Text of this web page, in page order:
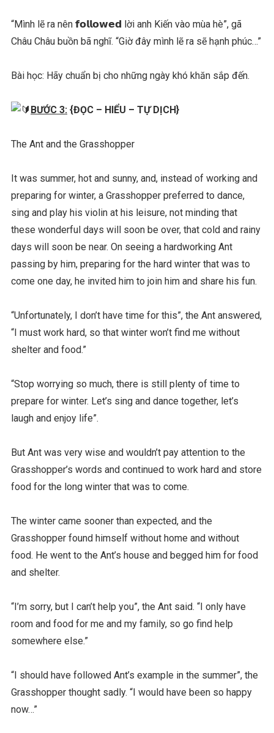
“Mình lẽ ra nên 𝗳𝗼𝗹𝗹𝗼𝘄𝗲𝗱 lời anh Kiến vào mùa hè”, gã
Châu Châu buồn bã nghĩ. “Giờ đây mình lẽ ra sẽ hạnh phúc…”
Bài học: Hãy chuẩn bị cho những ngày khó khăn sắp đến.
BƯỚC 3: {ĐỌC – HIỂU – TỰ DỊCH}
The Ant and the Grasshopper
It was summer, hot and sunny, and, instead of working and
preparing for winter, a Grasshopper preferred to dance,
sing and play his violin at his leisure, not minding that
these wonderful days will soon be over, that cold and rainy
days will soon be near. On seeing a hardworking Ant
passing by him, preparing for the hard winter that was to
come one day, he invited him to join him and share his fun.
“Unfortunately, I don’t have time for this”, the Ant answered,
“I must work hard, so that winter won’t find me without
shelter and food.”
“Stop worrying so much, there is still plenty of time to
prepare for winter. Let’s sing and dance together, let’s
laugh and enjoy life”.
But Ant was very wise and wouldn’t pay attention to the
Grasshopper’s words and continued to work hard and store
food for the long winter that was to come.
The winter came sooner than expected, and the
Grasshopper found himself without home and without
food. He went to the Ant’s house and begged him for food
and shelter.
“I’m sorry, but I can’t help you”, the Ant said. “I only have
room and food for me and my family, so go find help
somewhere else.”
“I should have followed Ant’s example in the summer”, the
Grasshopper thought sadly. “I would have been so happy
now…”